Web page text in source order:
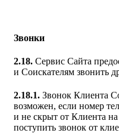
Звонки
2.18. Сервис Сайта
и Соискателям звонить
2.18.1. Звонок Клиента
возможен, если номер
и не скрыт от Клиента
поступить звонок от